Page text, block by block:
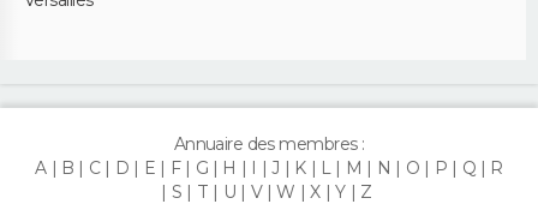
Annuaire des membres :
A
B C D E F G H I J K L M N O P Q
R
S
T U V W X Y Z